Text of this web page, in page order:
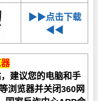
▶▶点击下载
◀◀
建议您的电脑和手
浏览器并关闭360网